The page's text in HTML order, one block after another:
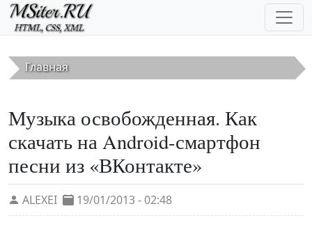
Перейти к основному содержанию
Главная
Музыка освобожденная. Как
скачать на Android-смартфон
песни из «ВКонтакте»
ALEXEI 19/01/2013 - 02:48